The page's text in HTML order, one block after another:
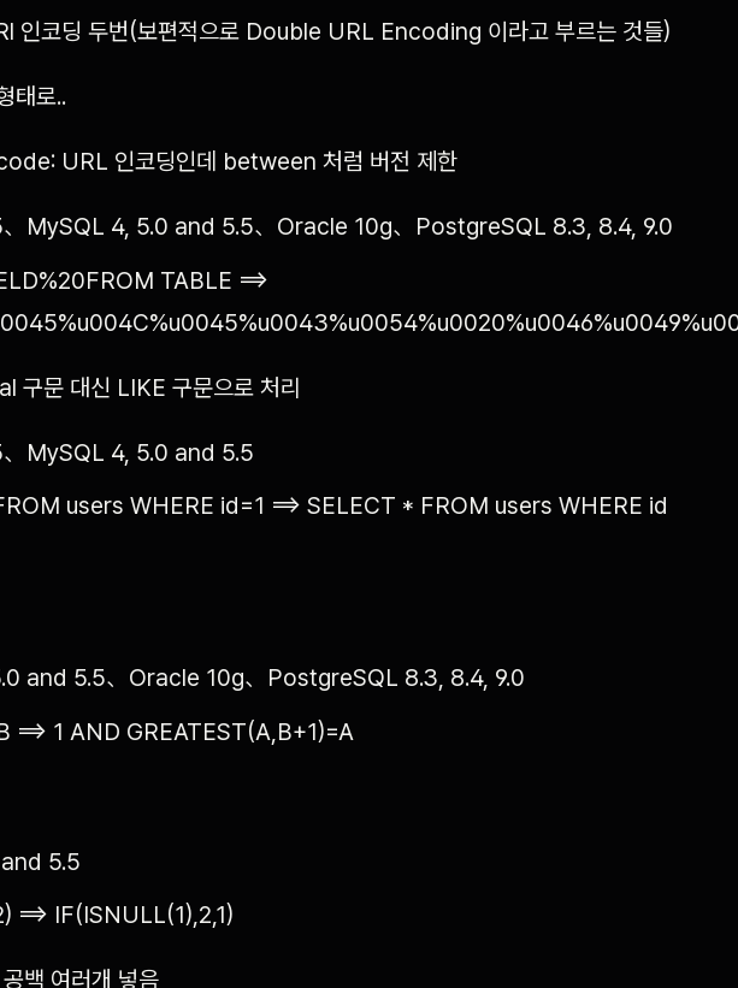
코딩 두번(보편적으로 Double URL Encoding 이라고 부르는 것들)
태로..
URL 인코딩인데 between 처럼 버전 제한
MySQL 4, 5.0 and 5.5、Oracle 10g、PostgreSQL 8.3, 8.4, 9.0
TABLE ==>
구문 대신 LIKE 구문으로 처리
MySQL 4, 5.0 and 5.5
users WHERE id=1 ==> SELECT * FROM users WHERE id
and 5.5、Oracle 10g、PostgreSQL 8.3, 8.4, 9.0
==> 1 AND GREATEST(A,B+1)=A
5.5
==> IF(ISNULL(1),2,1)
백 여러개 넣음